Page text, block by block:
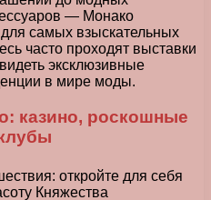
— Монако
самых взыскательных
часто проходят выставки
эксклюзивные
в мире моды.
казино, роскошные